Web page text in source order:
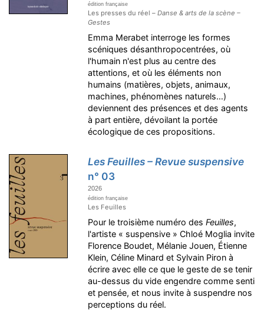
édition française
Les presses du réel –Danse & arts de la scène –
Gestes
Emma Merabet interroge les formes
scéniques désanthropocentrées, où
l'humain n'est plus au centre des
attentions, et où les éléments non
humains (matières, objets, animaux,
machines, phénomènes naturels…)
deviennent des présences et des agents
à part entière, dévoilant la portée
écologique de ces propositions.
Les Feuilles – Revue suspensive
n° 03
2026
édition française
Les Feuilles
Pour le troisième numéro desFeuilles,
l'artiste « suspensive » Chloé Moglia invite
Florence Boudet, Mélanie Jouen, Étienne
Klein, Céline Minard et Sylvain Piron à
écrire avec elle ce que le geste de se tenir
au-dessus du vide engendre comme senti
et pensée, et nous invite à suspendre nos
perceptions du réel.